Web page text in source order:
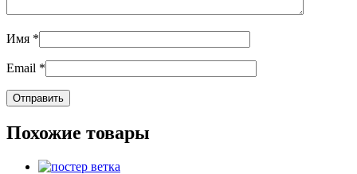
Имя *
Email *
Похожие товары